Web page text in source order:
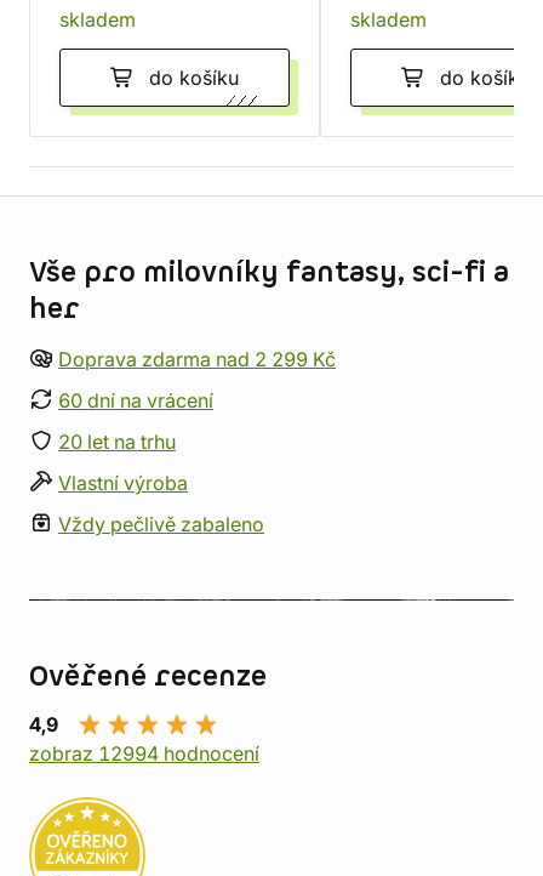
skladem
do košíku
skladem
do košíku
Vše pro milovníky fantasy, sci-fi a
her
Doprava zdarma nad 2 299 Kč
60 dní na vrácení
20 let na trhu
Vlastní výroba
Vždy pečlivě zabaleno
Ověřené recenze
4,9
zobraz 12994 hodnocení